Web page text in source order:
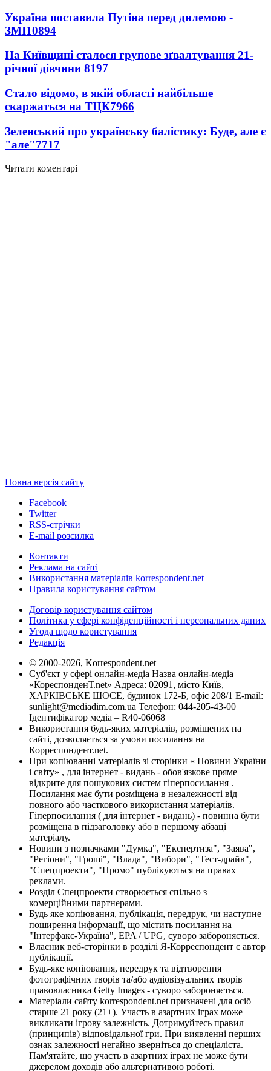
Україна поставила Путіна перед дилемою -
ЗМІ10894
На Київщині сталося групове зґвалтування 21-
річної дівчини 8197
Стало відомо, в якій області найбільше
скаржаться на ТЦК7966
Зеленський про українську балістику: Буде, але є
"але"7717
Читати коментарі
Повна версія сайту
Facebook
Twitter
RSS-стрічки
E-mail розсилка
Контакти
Реклама на сайті
Використання матеріалів korrespondent.net
Правила користування сайтом
Договір користування сайтом
Політика у сфері конфіденційності і персональних даних
Угода щодо користування
Редакція
© 2000-2026, Korrespondent.net
Суб'єкт у сфері онлайн-медіа Назва онлайн-медіа –
«КореспонденТ.net» Адреса: 02091, місто Київ,
ХАРКІВСЬКЕ ШОСЕ, будинок 172-Б, офіс 208/1 E-mail:
sunlight@mediadim.com.ua Телефон: 044-205-43-00
Ідентифікатор медіа – R40-06068
Використання будь-яких матеріалів, розміщених на
сайті, дозволяється за умови посилання на
Корреспондент.net.
При копіюванні матеріалів зі сторінки « Новини України
і світу» , для інтернет - видань - обов'язкове пряме
відкрите для пошукових систем гіперпосилання .
Посилання має бути розміщена в незалежності від
повного або часткового використання матеріалів.
Гіперпосилання ( для інтернет - видань) - повинна бути
розміщена в підзаголовку або в першому абзаці
матеріалу.
Новини з позначками "Думка", "Експертиза", "Заява",
"Регіони", "Гроші", "Влада", "Вибори", "Тест-драйв",
"Спецпроекти", "Промо" публікуються на правах
реклами.
Розділ Спецпроекти створюється спільно з
комерційними партнерами.
Будь яке копіювання, публікація, передрук, чи наступне
поширення інформації, що містить посилання на
"Інтерфакс-Україна", EPA / UPG, суворо забороняється.
Власник веб-сторінки в розділі Я-Корреспондент є автор
публікації.
Будь-яке копіювання, передрук та відтворення
фотографічних творів та/або аудіовізуальних творів
правовласника Getty Images - суворо забороняється.
Матеріали сайту korrespondent.net призначені для осіб
старше 21 року (21+). Участь в азартних іграх може
викликати ігрову залежність. Дотримуйтесь правил
(принципів) відповідальної гри. При виявленні перших
ознак залежності негайно зверніться до спеціаліста.
Пам'ятайте, що участь в азартних іграх не може бути
джерелом доходів або альтернативою роботі.